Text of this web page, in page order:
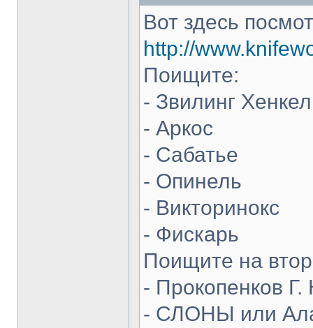
Вот здесь
http://
Поищите:
- Звилинг
- Аркос
- Сабатье
- Опинель
- Викторинокс
- Фискарь
Поищите на
- Прокопенков Г.
- СЛОНЫ или